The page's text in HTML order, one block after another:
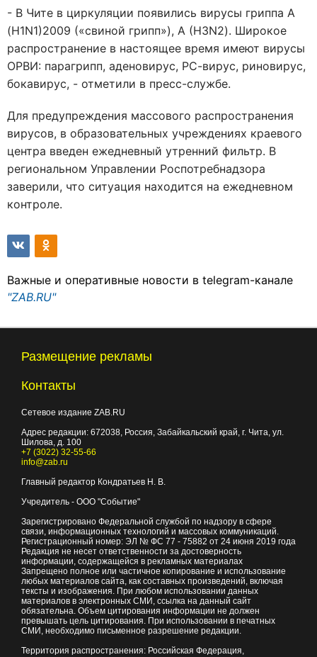
- В Чите в циркуляции появились вирусы гриппа А
(H1N1)2009 («свиной грипп»), А (H3N2). Широкое
распространение в настоящее время имеют вирусы
ОРВИ: парагрипп, аденовирус, РС-вирус, риновирус,
бокавирус, - отметили в пресс-службе.
Для предупреждения массового распространения
вирусов, в образовательных учреждениях краевого
центра введен ежедневный утренний фильтр. В
региональном Управлении Роспотребнадзора
заверили, что ситуация находится на ежедневном
контроле.
Важные и оперативные новости в telegram-канале
"ZAB.RU"
Размещение рекламы
Контакты
Сетевое издание ZAB.RU
Адрес редакции: 672038, Россия, Забайкальский край, г. Чита, ул.
Шилова, д. 100
+7 (3022) 32-55-66
info@zab.ru
Главный редактор Кондратьев Н. В.
Учредитель - ООО "Событие"
Зарегистрировано Федеральной службой по надзору в сфере
связи, информационных технологий и массовых коммуникаций.
Регистрационный номер: ЭЛ № ФС 77 - 75882 от 24 июня 2019 года
Редакция не несет ответственности за достоверность
информации, содержащейся в рекламных материалах
Запрещено полное или частичное копирование и использование
любых материалов сайта, как составных произведений, включая
тексты и изображения. При любом использовании данных
материалов в электронных СМИ, ссылка на данный сайт
обязательна. Объем цитирования информации не должен
превышать цель цитирования. При использовании в печатных
СМИ, необходимо письменное разрешение редакции.
Территория распространения: Российская Федерация,